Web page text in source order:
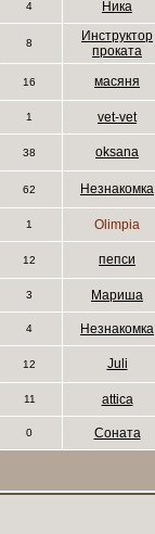
4 Ника
8
Инструктор
проката
16 масяня
1 vet-vet
38 oksana
62 Незнакомка
1 Olimpia
12 пепси
3 Мариша
4 Незнакомка
12 Juli
11 attica
0 Соната